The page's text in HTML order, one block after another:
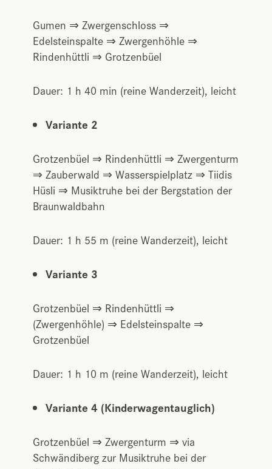
Gumen ⇒ Zwergenschloss ⇒
Edelsteinspalte ⇒ Zwergenhöhle ⇒
Rindenhüttli ⇒ Grotzenbüel
Dauer: 1 h 40 min (reine Wanderzeit), leicht
Variante 2
Grotzenbüel ⇒ Rindenhüttli ⇒ Zwergenturm
⇒ Zauberwald ⇒ Wasserspielplatz ⇒ Tiidis
Hüsli ⇒ Musiktruhe bei der Bergstation der
Braunwaldbahn
Dauer: 1 h 55 m (reine Wanderzeit), leicht
Variante 3
Grotzenbüel ⇒ Rindenhüttli ⇒
(Zwergenhöhle) ⇒ Edelsteinspalte ⇒
Grotzenbüel
Dauer: 1 h 10 m (reine Wanderzeit), leicht
Variante 4 (Kinderwagentauglich)
Grotzenbüel ⇒ Zwergenturm ⇒ via
Schwändiberg zur Musiktruhe bei der